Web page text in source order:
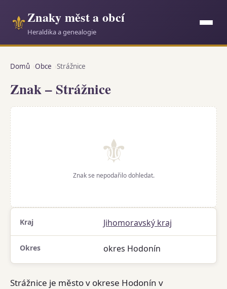
⚜Znaky měst a obcí
Heraldika a genealogie
Domů Obce Strážnice
Znak – Strážnice
⚜
Znak se nepodařilo dohledat.
Kraj Jihomoravský kraj
Okres okres Hodonín
Strážnice je město v okrese Hodonín v